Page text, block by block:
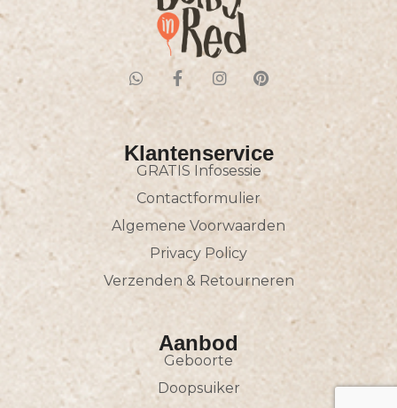
Klantenservice
GRATIS Infosessie
Contactformulier
Algemene Voorwaarden
Privacy Policy
Verzenden & Retourneren
Aanbod
Geboorte
Doopsuiker